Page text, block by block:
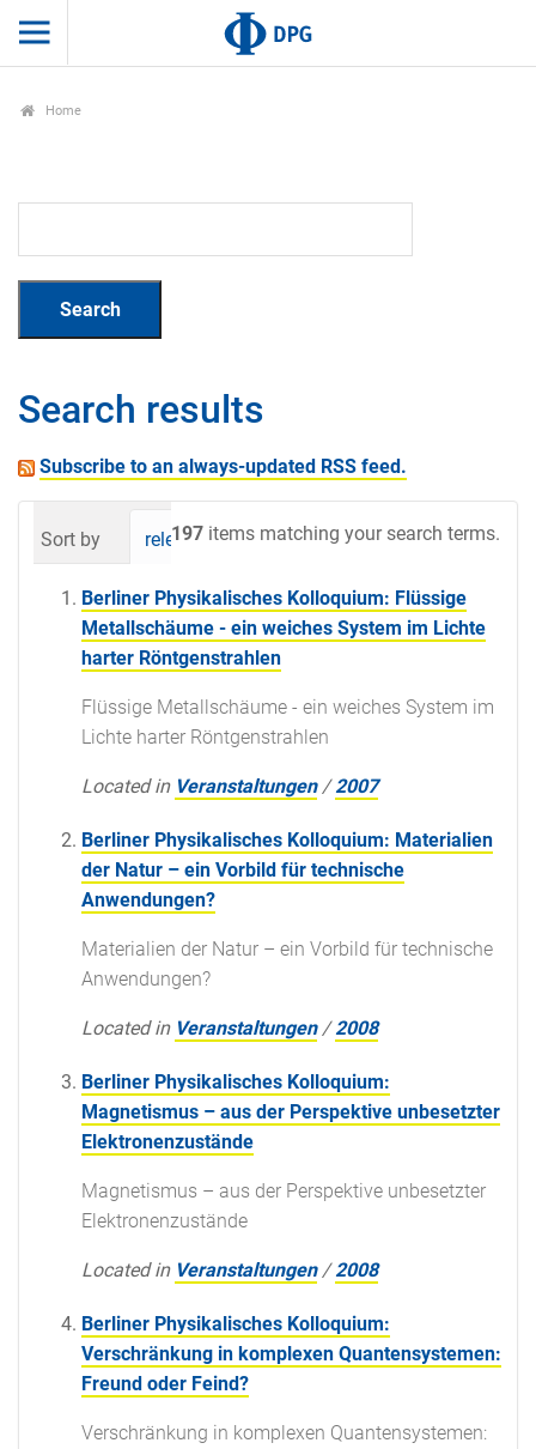
Home
Search results
Subscribe to an always-updated RSS feed.
197 items matching your search terms.
Sort by relevance date (newest first)
Berliner Physikalisches Kolloquium: Flüssige
Metallschäume - ein weiches System im Lichte
harter Röntgenstrahlen
Flüssige Metallschäume - ein weiches System im
Lichte harter Röntgenstrahlen
Located in Veranstaltungen /2007
Berliner Physikalisches Kolloquium: Materialien
der Natur – ein Vorbild für technische
Anwendungen?
Materialien der Natur – ein Vorbild für technische
Anwendungen?
Located in Veranstaltungen /2008
Berliner Physikalisches Kolloquium:
Magnetismus – aus der Perspektive unbesetzter
Elektronenzustände
Magnetismus – aus der Perspektive unbesetzter
Elektronenzustände
Located in Veranstaltungen /2008
Berliner Physikalisches Kolloquium:
Verschränkung in komplexen Quantensystemen:
Freund oder Feind?
Verschränkung in komplexen Quantensystemen: